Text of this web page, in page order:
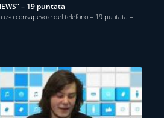
– 19 puntata
uso consapevole del telefono – 19 puntata –